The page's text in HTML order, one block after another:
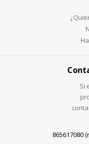
Si
865617080